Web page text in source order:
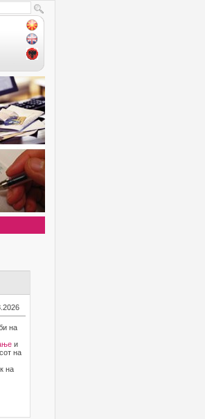
на
и
на
на